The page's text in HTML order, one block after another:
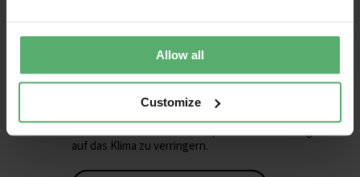
Allow all
Customize
fördern können.
Klima
IT-Produkte tragen durch Emissionen während ihres
gesamten Lebenszyklus zur Klimakrise bei. Es gibt
bereits wirksame Methoden, um die Auswirkungen
auf das Klima zu verringern.